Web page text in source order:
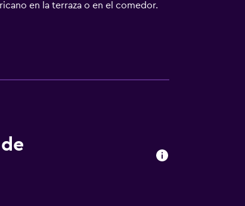
en la terraza o en el comedor.
con gimnasio, pista de tenis y
las 24 horas y organiza